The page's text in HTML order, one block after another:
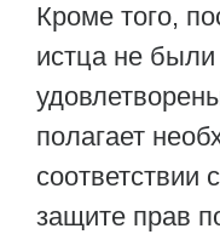
Кроме того,
истца не
полагает
соответствии
защите прав